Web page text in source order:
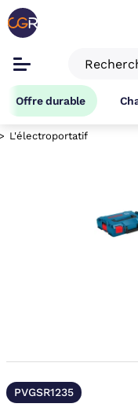
Offre durable
L'électroportatif
PVGSR1235